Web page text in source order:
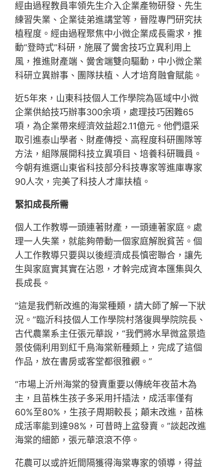
經由過程教員率領先生介入企業產物研發、先生
練習失業、企業徒弟進講堂等，晉陞專門研究扶
植程度。經由過程聚焦中小微企業成長需求，推
動“登時式”科研，施展了黌舍技巧立異利用上
風，推進財產端、黌舍端雙向驅動，中小微企業
科研立異辦事、團隊扶植、人才培育融會賦能。
近5年來，山東科技個人工作學院為區域中小微
企業供給技巧辦事300余項，處理技巧困難65
項，為企業帶來經濟效益超2.11億元。他們還采
取引進泰山學者、財產傳授、高程度科研團隊等
方法，組隊展開科技立異項目、培養科研職員。
今朝有進選山東省科技部分科技專家等進庫專家
90人次，完美了科技人才庫扶植。
緊扣成長所需
個人工作教導一頭連著財產，一頭連著家庭。處
理一人失業，就能夠帶動一個家庭解脫貧苦。個
人工作教導只要與以後經濟成長慎密聯合，讓先
生與家庭實其實在沾恩，才幹完成資本匯集與久
長成長。
“這是我們新改進的海棠種類，請大師了解一下狀
況。”臨沂科技個人工作學院村落復興學院院長、
古代農業系主任張元華說，“我們將水旱微盆景造
景伎倆利用到紅千鳥海棠新種類上，完成了這個
作品，放在書房或客堂都很雅觀。”
“市場上沂州海棠的發賣重要以傳統年夜苗木為
主，且苗株生孩子多采用扦插法，成活率僅有
60%至80%，生孩子周期較長；顛末改進，苗株
成活率能到達98%，可昔時上盆發賣。”談起改進
海棠的細節，張元華滾滾不停。
花農可以或許近間隔獲得海棠專家的領導，得益